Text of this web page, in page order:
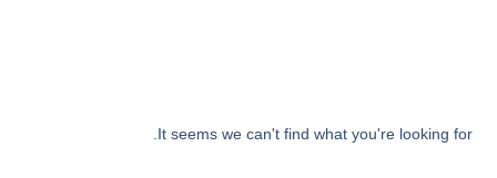
It seems we can't find what you're looking for.